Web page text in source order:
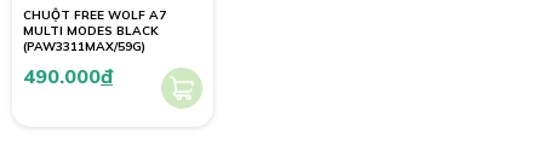
CHUỘT FREE WOLF A7
MULTI MODES BLACK
(PAW3311MAX/59G)
490.000đ